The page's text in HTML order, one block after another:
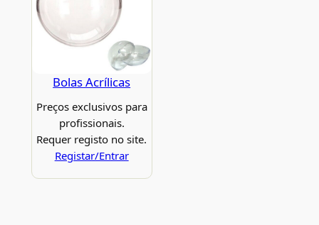
Bolas Acrílicas
Preços exclusivos para
profissionais.
Requer registo no site.
Registar/Entrar